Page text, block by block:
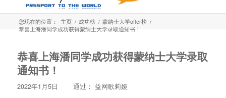
您现在的位置： 主页 / 成功榜 / 蒙纳士大学offer榜 /
恭喜上海潘同学成功获得蒙纳士大学录取通知书！
恭喜上海潘同学成功获得蒙纳士大学录取
通知书！
2022年1月5日 通过： 益网歌莉娅